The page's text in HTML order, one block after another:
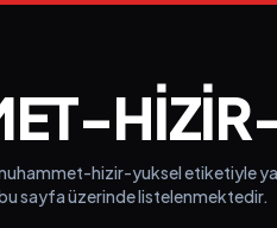
hizir-yuksel etiketiyle
sayfa üzerinde listelenmektedir.